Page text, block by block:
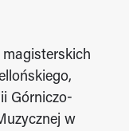
Górniczo-
w